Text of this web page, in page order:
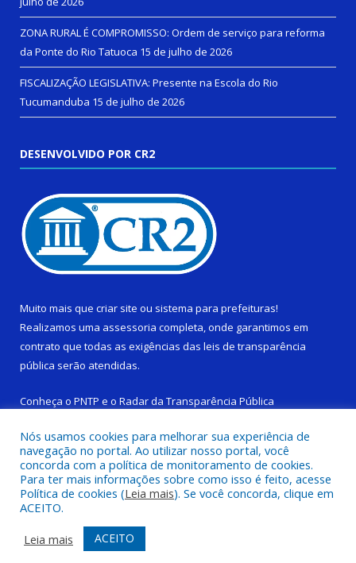
ZONA RURAL É COMPROMISSO: Ordem de serviço para reforma
da Ponte do Rio Tatuoca 15 de julho de 2026
FISCALIZAÇÃO LEGISLATIVA: Presente na Escola do Rio
Tucumanduba 15 de julho de 2026
DESENVOLVIDO POR CR2
Muito mais que criar site ou sistema para prefeituras!
Realizamos uma assessoria completa, onde garantimos em
contrato que todas as exigências das leis de transparência
pública serão atendidas.
Conheça o PNTP e o Radar da Transparência Pública
Todos os direitos reservados a Câmara Municipal de Limoeiro do
Ajuru.
Mapa do Site
Acessar Área Administrativa
Acessar Webmail
Nós usamos cookies para melhorar sua experiência de
navegação no portal. Ao utilizar nosso portal, você
concorda com a política de monitoramento de cookies.
Para ter mais informações sobre como isso é feito, acesse
Política de cookies (Leia mais). Se você concorda, clique em
ACEITO.
Leia mais
ACEITO